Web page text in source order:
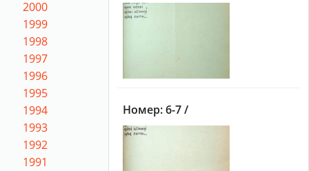
2000
1999
1998
1997
1996
1995
1994
1993
1992
1991
Номер: 6-7 /